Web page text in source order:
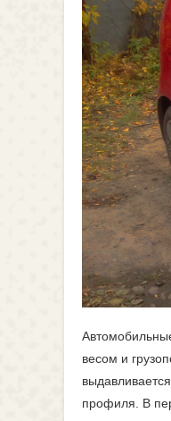
весом и
профиля. В